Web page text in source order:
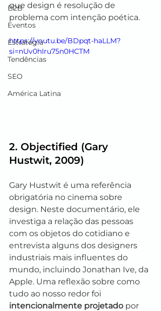
B2B
Eventos
Estratégia
Tendências
SEO
América Latina
que design é resolução de
problema com intenção poética.
https://youtu.be/BDpqt-haLLM?
si=nUv0hIru75n0HCTM
2. Objectified (Gary
Hustwit, 2009)
Gary Hustwit é uma referência
obrigatória no cinema sobre
design. Neste documentário, ele
investiga a relação das pessoas
com os objetos do cotidiano e
entrevista alguns dos designers
industriais mais influentes do
mundo, incluindo Jonathan Ive, da
Apple. Uma reflexão sobre como
tudo ao nosso redor foi
intencionalmente projetado por